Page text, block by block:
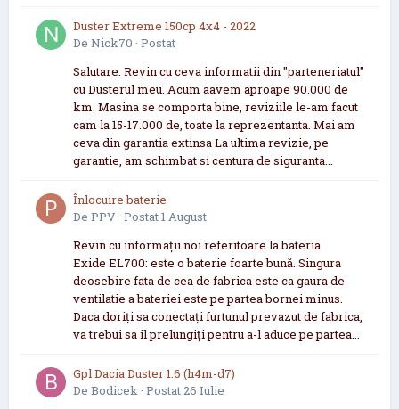
Duster Extreme 150cp 4x4 - 2022
De Nick70 · Postat
Salutare. Revin cu ceva informatii din "parteneriatul"
cu Dusterul meu. Acum aavem aproape 90.000 de
km. Masina se comporta bine, reviziile le-am facut
cam la 15-17.000 de, toate la reprezentanta. Mai am
ceva din garantia extinsa La ultima revizie, pe
garantie, am schimbat si centura de siguranta...
Înlocuire baterie
De PPV · Postat1 August
Revin cu informații noi referitoare la bateria
Exide EL700: este o baterie foarte bună. Singura
deosebire fata de cea de fabrica este ca gaura de
ventilatie a bateriei este pe partea bornei minus.
Daca doriți sa conectați furtunul prevazut de fabrica,
va trebui sa il prelungiți pentru a-l aduce pe partea...
Gpl Dacia Duster 1.6 (h4m-d7)
De Bodicek· Postat26 Iulie